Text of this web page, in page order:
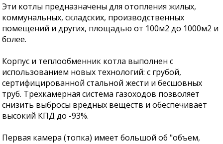
Эти котлы предназначены для отопления жилых,
коммунальных, складских, производственных
помещений и других, площадью от 100м2 до 1000м2 и
более.
Корпус и теплообменник котла выполнен с
использованием новых технологий: с грубой,
сертифицированной стальной жести и бесшовных
труб. Трехкамерная система газоходов позволяет
снизить выбросы вредных веществ и обеспечивает
высокий КПД до -93%.
Первая камера (топка) имеет большой об "объем,